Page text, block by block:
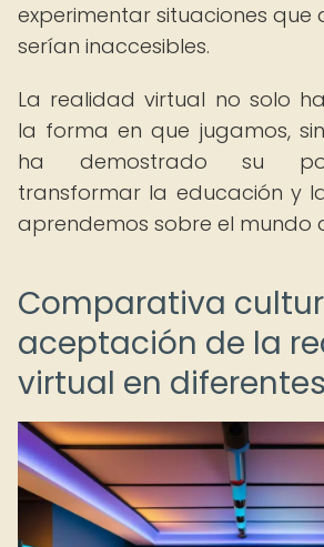
experimentar situaciones
serían inaccesibles.
La realidad virtual no solo
la forma en que jugamos,
ha demostrado su
transformar la educación y
aprendemos sobre el mundo
Comparativa
aceptación de la
virtual en